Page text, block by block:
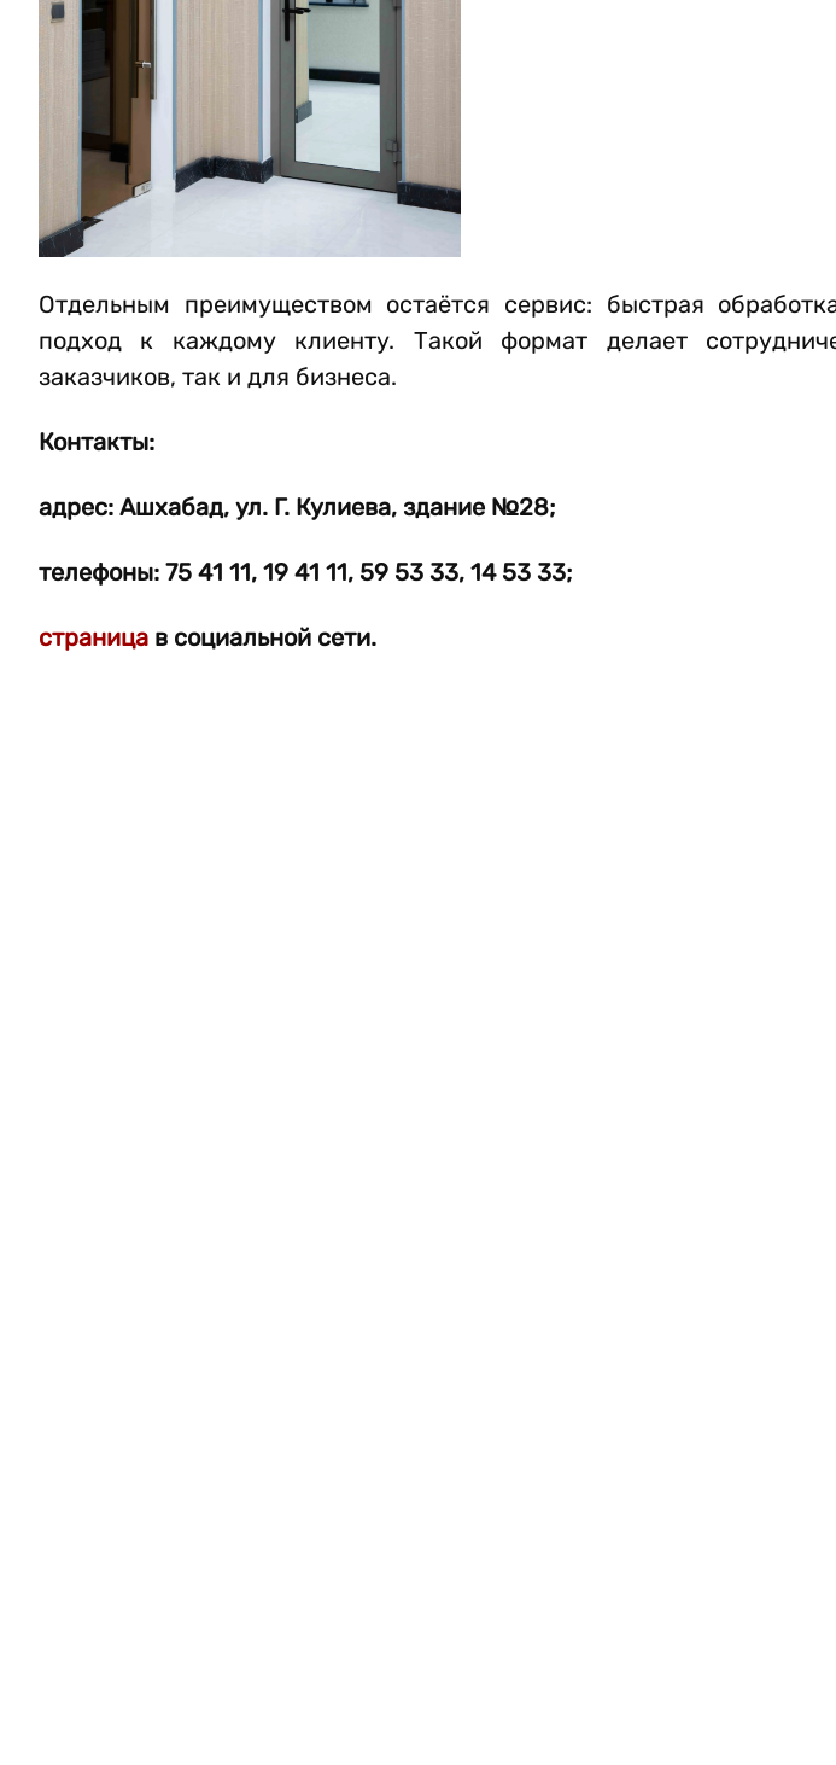
Отдельным преимуществом остаётся сервис: быстрая
подход к каждому клиенту. Такой формат делает
заказчиков, так и для бизнеса.
Контакты:
адрес: Ашхабад, ул. Г. Кулиева, здание №28;
телефоны: 75 41 11, 19 41 11, 59 53 33, 14 53 33;
страница в социальной сети.